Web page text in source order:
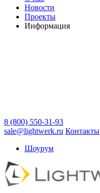
Новости
Проекты
Информация
8 (800) 550-31-93
sale@lightwerk.ru Контакты
Шоурум